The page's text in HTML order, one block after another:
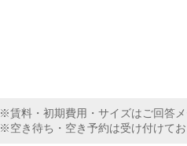
※賃料・初期費用・サイズはご回答メ
※空き待ち・空き予約は受け付けて